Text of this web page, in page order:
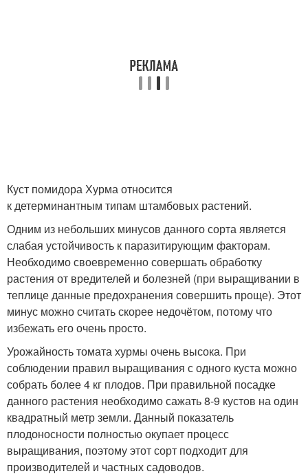
Куст помидора Хурма относится
к детерминантным типам штамбовых растений.
Одним из небольших минусов данного сорта является
слабая устойчивость к паразитирующим факторам.
Необходимо своевременно совершать обработку
растения от вредителей и болезней (при выращивании в
теплице данные предохранения совершить проще). Этот
минус можно считать скорее недочётом, потому что
избежать его очень просто.
Урожайность томата хурмы очень высока. При
соблюдении правил выращивания с одного куста можно
собрать более 4 кг плодов. При правильной посадке
данного растения необходимо сажать 8-9 кустов на один
квадратный метр земли. Данный показатель
плодоносности полностью окупает процесс
выращивания, поэтому этот сорт подходит для
производителей и частных садоводов.